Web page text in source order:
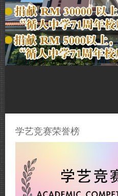
学艺竞赛荣誉榜